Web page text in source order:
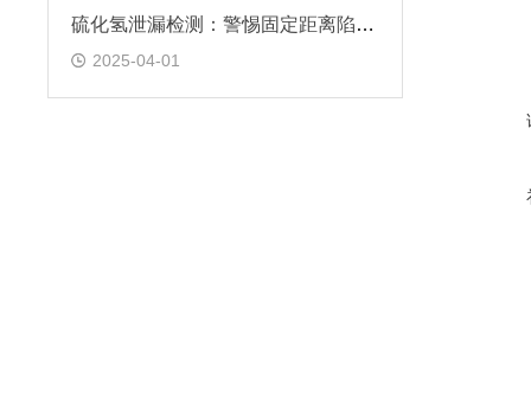
硫化氢泄漏检测：警惕固定距离陷阱！
2025-04-01